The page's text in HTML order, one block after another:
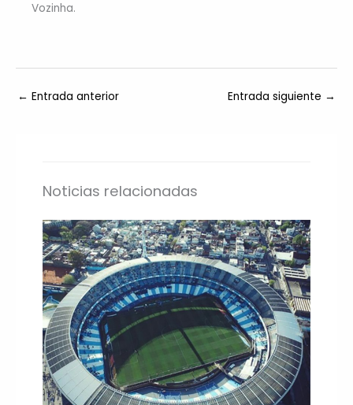
Vozinha.
← Entrada anterior Entrada siguiente →
Noticias relacionadas